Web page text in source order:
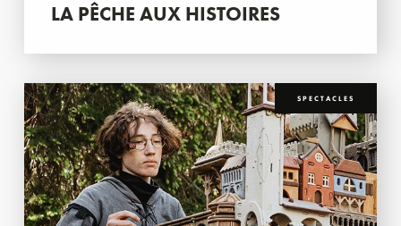
LA PÊCHE AUX HISTOIRES
SPECTACLES